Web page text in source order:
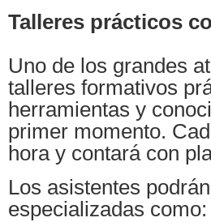
Talleres prácticos
Uno de los grandes
talleres formativos
herramientas y
primer momento.
hora y contará con
Los asistentes
especializadas como: